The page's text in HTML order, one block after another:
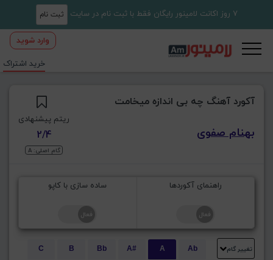
7 روز اکانت لامینور رایگان فقط با ثبت نام در سایت ثبت نام
وارد شوید
خرید اشتراک
آکورد آهنگ چه بی اندازه میخامت
بهنام صفوی
ریتم پیشنهادی
2/4
گام اصلی: A
راهنمای آکوردها ساده سازی با کاپو
تغییر گام Ab
A
A#
Bb
B
C